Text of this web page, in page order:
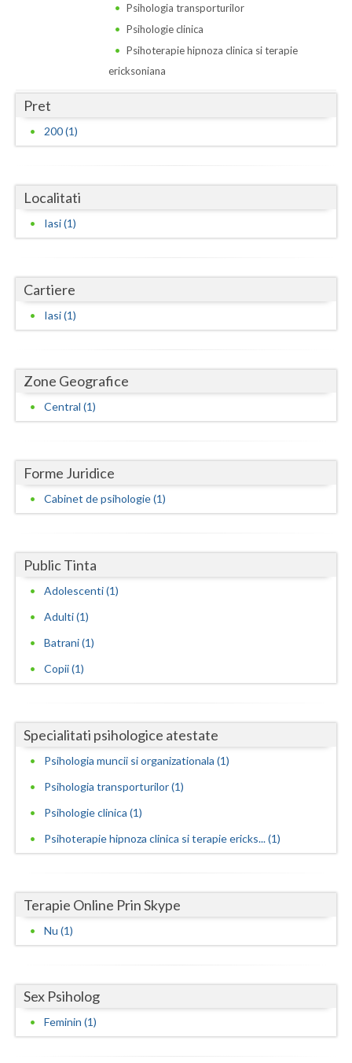
Dolj
Galati
Gorj
Harghita
Iasi
Maramures
Mehedinti
Mures
Neamt
Prahova
Satu-Mare
Sibiu
Suceava
Timis
Vaslui
Psihologia transporturilor
Psihologie clinica
Psihoterapie hipnoza clinica si terapie
ericksoniana
Pret
200 (1)
Localitati
Iasi (1)
Cartiere
Iasi (1)
Zone Geografice
Central (1)
Forme Juridice
Cabinet de psihologie (1)
Public Tinta
Adolescenti (1)
Adulti (1)
Batrani (1)
Copii (1)
Specialitati psihologice atestate
Psihologia muncii si organizationala (1)
Psihologia transporturilor (1)
Psihologie clinica (1)
Psihoterapie hipnoza clinica si terapie ericks... (1)
Terapie Online Prin Skype
Nu (1)
Sex Psiholog
Feminin (1)